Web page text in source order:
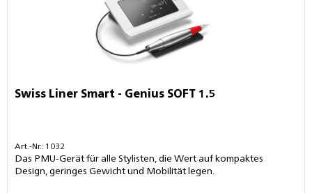
Swiss Liner Smart - Genius SOFT 1.5
Art.-Nr.: 1032
Das PMU-Gerät für alle Stylisten, die Wert auf kompaktes
Design, geringes Gewicht und Mobilität legen.